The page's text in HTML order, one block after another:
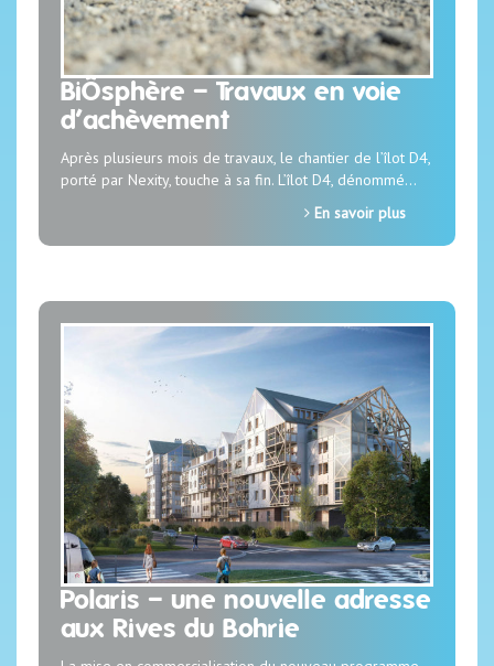
BiÔsphère – Travaux en voie
d’achèvement
Après plusieurs mois de travaux, le chantier de l’îlot D4,
porté par Nexity, touche à sa fin. L’îlot D4, dénommé…
En savoir plus
Polaris – une nouvelle adresse
aux Rives du Bohrie